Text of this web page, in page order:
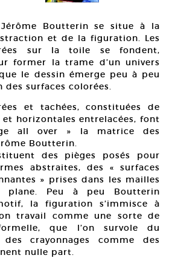
Boutterin se situe à la
et de la figuration. Les
sur la toile se fondent,
former la trame d’un univers
le dessin émerge peu à peu
des surfaces colorées.
et tachées, constituées de
et horizontales entrelacées, font
all over » la matrice des
Boutterin.
des pièges posés pour
abstraites, des « surfaces
» prises dans les mailles
plane. Peu à peu Boutterin
la figuration s’immisce à
travail comme une sorte de
que l’on survole du
crayonnages comme des
nulle part.